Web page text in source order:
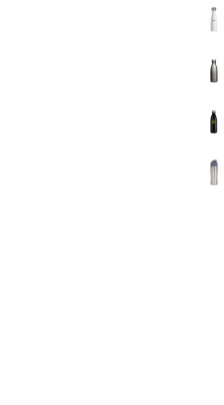
R$ 0,00
R$ 0,00
R$ 0,00
R$ 0,00